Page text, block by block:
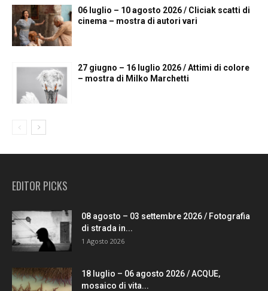
06 luglio – 10 agosto 2026 / Cliciak scatti di
cinema – mostra di autori vari
27 giugno – 16 luglio 2026 / Attimi di colore
– mostra di Milko Marchetti
EDITOR PICKS
08 agosto – 03 settembre 2026 / Fotografia
di strada in...
1 Agosto 2026
18 luglio – 06 agosto 2026 / ACQUE,
mosaico di vita...